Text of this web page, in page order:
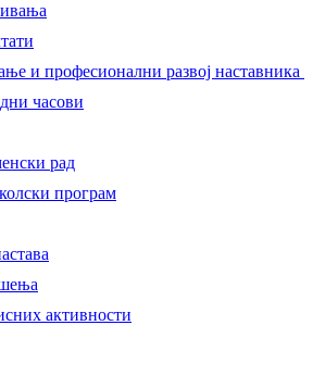
и професионални развој наставника
часови
рад
програм
активности